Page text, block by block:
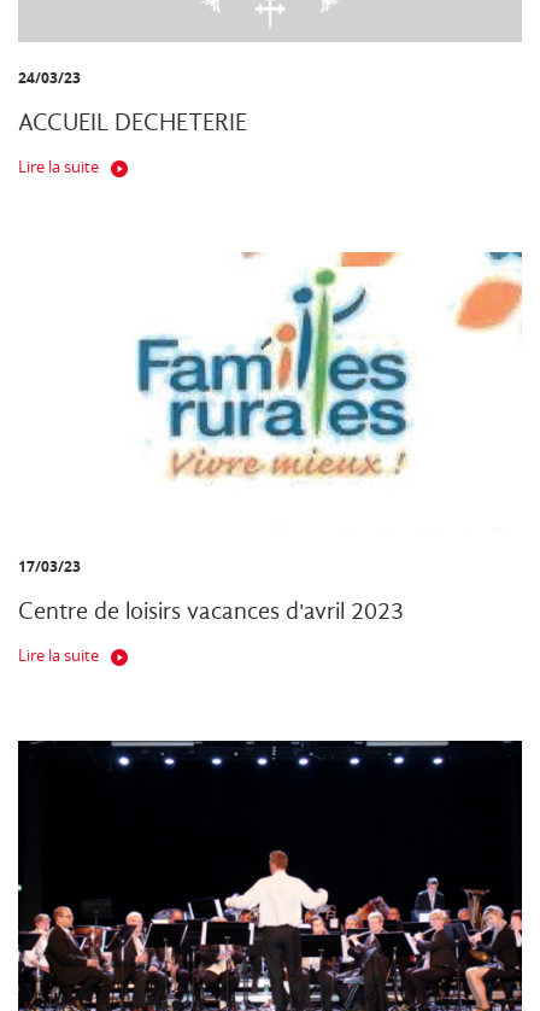
24/03/23
ACCUEIL DECHETERIE
Lire la suite
17/03/23
Centre de loisirs vacances d'avril 2023
Lire la suite